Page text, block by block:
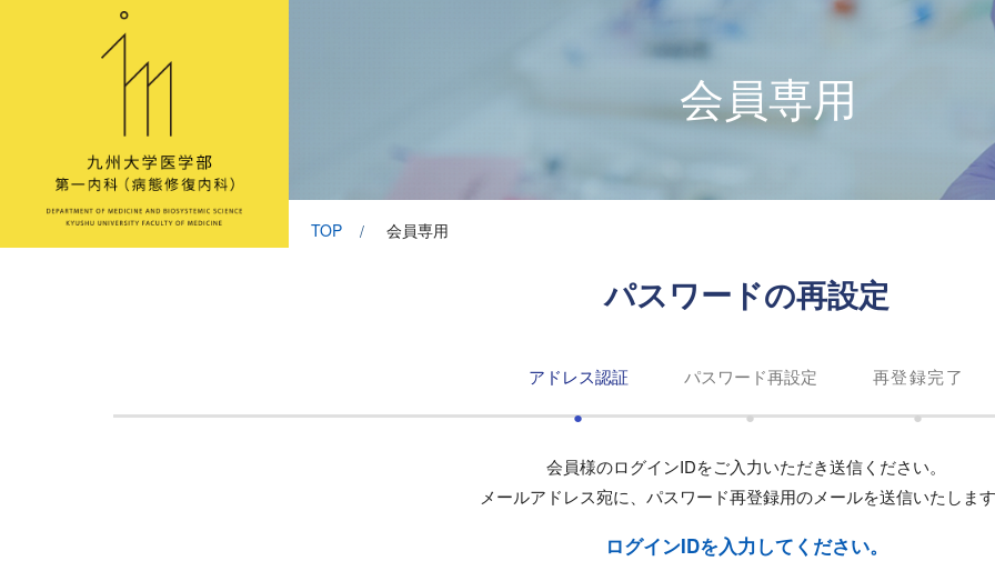
会員専用
TOP 会員専用
パスワードの再設定
アドレス認証 パスワード再設定 再登録完了
会員様のログインIDをご入力いただき送信ください。
メールアドレス宛に、パスワード再登録用のメールを送信いたしま
ログインIDを入力してください。